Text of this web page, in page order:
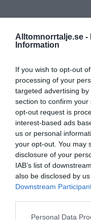
Alltomnorrtalje.se -
Information
If you wish to opt-out
processing of your
targeted advertising
section to confirm
opt-out request is
interest-based ads
us or personal
your opt-out. You may
disclosure of your
IAB’s list of
also be disclosed by
Downstream
Personal Data